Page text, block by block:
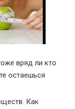
вряд ли кто
остаешься
Как